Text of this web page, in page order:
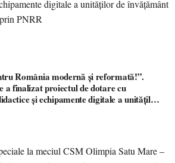
România modernă și reformată!”.
a finalizat proiectul de dotare cu
și echipamente digitale a unităților